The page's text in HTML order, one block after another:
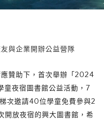
與企業開辦公益營隊
贊助下，首次舉辦「2024
童夜宿圖書館公益活動，7
次邀請40位學童免費參與2
開放夜宿的興大圖書館，希